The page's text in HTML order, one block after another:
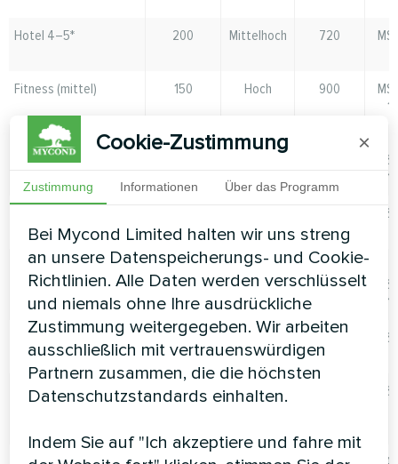
Hotel 4–5*
200 Mittelhoch 720
Fitness (mittel)
150 Hoch 900
Grosses Fitnesscenter
300 Sehr hoch
Sportzentrum
312 Hoch 1870
Rehabilitationszentrum
96
Niedrig-
mittel
350
Kinderbecken (32°C)
60
Mittel mit
Cookie-Zustimmung ×
Zustimmung Informationen Über das Programm
Bei Mycond Limited halten wir uns streng
an unsere Datenspeicherungs- und Cookie-
Richtlinien. Alle Daten werden verschlüsselt
und niemals ohne Ihre ausdrückliche
Zustimmung weitergegeben. Wir arbeiten
ausschließlich mit vertrauenswürdigen
Partnern zusammen, die die höchsten
Datenschutzstandards einhalten.
Indem Sie auf "Ich akzeptiere und fahre mit